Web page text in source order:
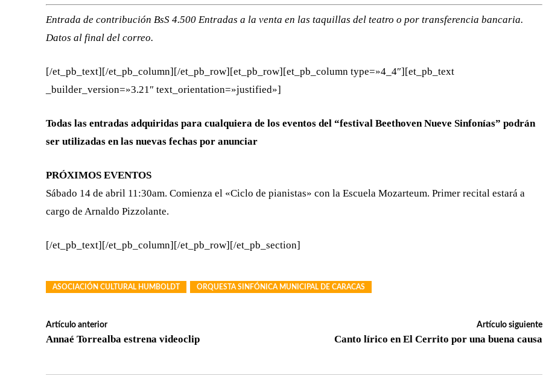
Entrada de contribución BsS 4.500 Entradas a la venta en las taquillas del teatro o por transferencia bancaria.
Datos al final del correo.
[/et_pb_text][/et_pb_column][/et_pb_row][et_pb_row][et_pb_column type=»4_4″][et_pb_text
_builder_version=»3.21″ text_orientation=»justified»]
Todas las entradas adquiridas para cualquiera de los eventos del “festival Beethoven Nueve Sinfonías” podrán
ser utilizadas en las nuevas fechas por anunciar
PRÓXIMOS EVENTOS
Sábado 14 de abril 11:30am. Comienza el «Ciclo de pianistas» con la Escuela Mozarteum. Primer recital estará a
cargo de Arnaldo Pizzolante.
[/et_pb_text][/et_pb_column][/et_pb_row][/et_pb_section]
ASOCIACIÓN CULTURAL HUMBOLDT ORQUESTA SINFÓNICA MUNICIPAL DE CARACAS
Artículo anterior
Annaé Torrealba estrena videoclip
Artículo siguiente
Canto lírico en El Cerrito por una buena causa